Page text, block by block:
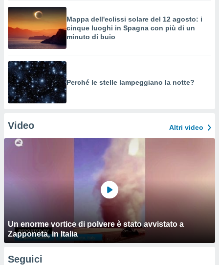
Mappa dell'eclissi solare del 12 agosto: i
cinque luoghi in Spagna con più di un
minuto di buio
Perché le stelle lampeggiano la notte?
Video Altri video
Un enorme vortice di polvere è stato avvistato a
Zapponeta, in Italia
Seguici